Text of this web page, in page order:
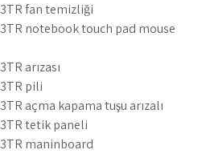
fan temizliği
notebook touch pad mouse
arızası
pili
açma kapama tuşu arızalı
tetik paneli
maninboard